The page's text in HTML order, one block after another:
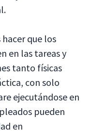
hacer que los
en las tareas y
tanto físicas
con solo
ejecutándose en
pueden
en